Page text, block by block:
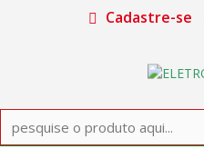
Cadastre-se